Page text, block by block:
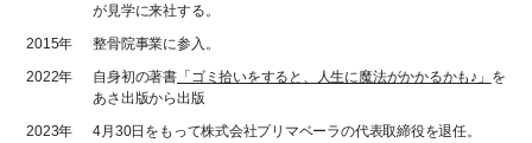
が見学に来社する。
2015年
整骨院事業に参入。
2022年
自身初の著書 「ゴミ拾いをすると、人生に魔法がかかるかも♪」 を
あさ出版から出版
2023年
4月30日をもって株式会社プリマベーラの代表取締役を退任。